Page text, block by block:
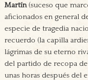
Martín(suceso que
aficionados en general
especie de tragedia
recuerdo (la capilla
lágrimas de su eterno
del partido de recopa
unas horas después del